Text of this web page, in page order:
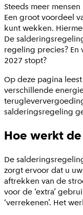
Steeds meer
Een groot voordeel
kunt wekken.
De
regeling precies?
2027 stopt?
Op deze pagina
verschillende
salderingsregeling
Hoe werkt
De
zorgt ervoor dat u
aftrekken van de
voor de ‘extra’
‘verrekenen’. Het